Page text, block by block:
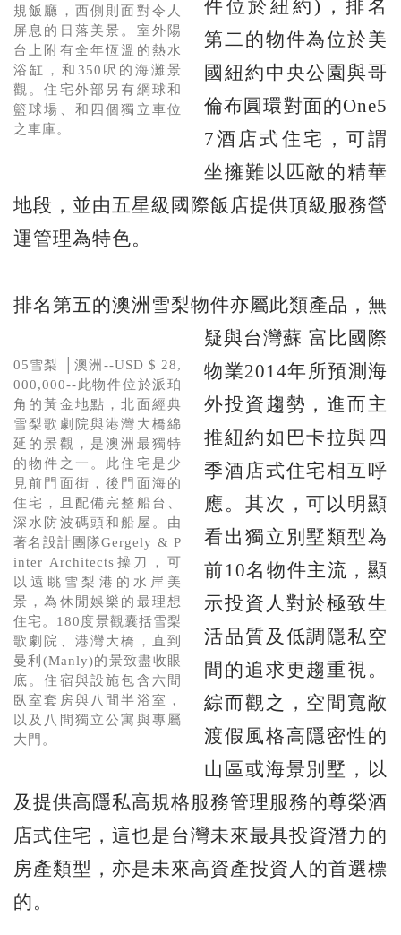
規飯廳，西側則面對令人
屏息的日落美景。室外陽
台上附有全年恆溫的熱水
浴缸，和350呎的海灘景
觀。住宅外部另有網球和
籃球場、和四個獨立車位
之車庫。
件位於紐約)，排名
第二的物件為位於美
國紐約中央公園與哥
倫布圓環對面的One5
7酒店式住宅，可謂
坐擁難以匹敵的精華
地段，並由五星級國際飯店提供頂級服務營
運管理為特色。
排名第五的澳洲雪梨物件亦屬此類產品，無
疑與台灣蘇
05雪梨 │澳洲--USD $ 28,
000,000--此物件位於派珀
角的黃金地點，北面經典
雪梨歌劇院與港灣大橋綿
延的景觀，是澳洲最獨特
的物件之一。此住宅是少
見前門面街，後門面海的
住宅，且配備完整船台、
深水防波碼頭和船屋。由
著名設計團隊Gergely & P
inter Architects操刀，可
以遠眺雪梨港的水岸美
景，為休閒娛樂的最理想
住宅。180度景觀囊括雪梨
歌劇院、港灣大橋，直到
曼利(Manly)的景致盡收眼
底。住宿與設施包含六間
臥室套房與八間半浴室，
以及八間獨立公寓與專屬
大門。
富比國際
物業2014年所預測海
外投資趨勢，進而主
推紐約如巴卡拉與四
季酒店式住宅相互呼
應。其次，可以明顯
看出獨立別墅類型為
前10名物件主流，顯
示投資人對於極致生
活品質及低調隱私空
間的追求更趨重視。
綜而觀之，空間寬敞
渡假風格高隱密性的
山區或海景別墅，以
及提供高隱私高規格服務管理服務的尊榮酒
店式住宅，這也是台灣未來最具投資潛力的
房產類型，亦是未來高資產投資人的首選標
的。